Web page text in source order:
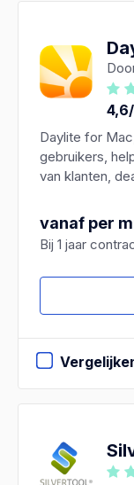
Daylite for
gebruikers,
van klanten,
vanaf per
Bij 1 jaar